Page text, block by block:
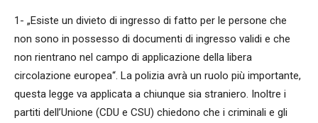
1- „Esiste un divieto di ingresso di fatto per le persone che
non sono in possesso di documenti di ingresso validi e che
non rientrano nel campo di applicazione della libera
circolazione europea“. La polizia avrà un ruolo più importante,
questa legge va applicata a chiunque sia straniero. Inoltre i
partiti dell’Unione (CDU e CSU) chiedono che i criminali e gli